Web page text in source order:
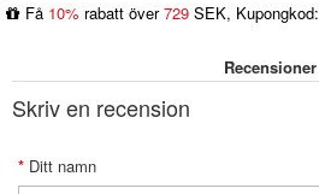
Få 10% rabatt över729 SEK, Kupongkod:
Recensioner
Skriv en recension
Ditt namn